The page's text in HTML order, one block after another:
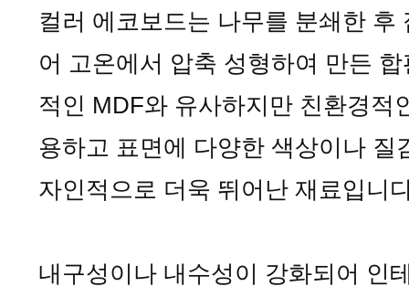
컬러 에코보드는 나무를 분쇄한 후
어 고온에서 압축 성형하여 만든
적인 MDF와 유사하지만 친환경적
용하고 표면에 다양한 색상이나 질
자인적으로 더욱 뛰어난 재료입니
내구성이나 내수성이 강화되어 인